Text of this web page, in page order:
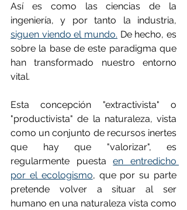
Así es como las ciencias de la
siguen viendo el mundo. De hecho, es
sobre la base de este paradigma que
han transformado nuestro entorno
vital.
Esta concepción "extractivista" o
"productivista" de la naturaleza, vista
como un conjunto de recursos inertes
que hay que "valorizar", es
regularmente puesta en entredicho
por el ecologismo, que por su parte
pretende volver a situar al ser
humano en una naturaleza vista como